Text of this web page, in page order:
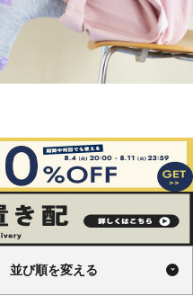
並び順を変える